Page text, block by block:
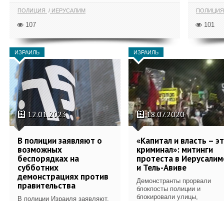
ПОЛИЦИЯ ИЕРУСАЛИМ
107 101
ИЗРАИЛЬ
12.01.2023
В полиции заявляют о
возможных
беспорядках на
субботних
демонстрациях против
правительства
В полиции Израиля заявляют,
ИЗРАИЛЬ
18.07.2020
«Капитал и власть –
криминал»: митинги
протеста в
и Тель-Авиве
Демонстранты прорвали
блокпосты полиции и
блокировали улицы,